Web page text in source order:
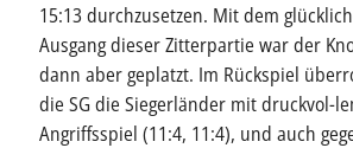
15:13 durchzusetzen. Mit dem
Ausgang dieser Zitterpartie war der
dann aber geplatzt. Im Rückspiel
die SG die Siegerländer mit druckvol-
Angriffsspiel (11:4, 11:4), und auch